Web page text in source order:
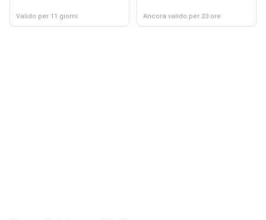
Valido per 11 giorni Ancora valido per 23 ore